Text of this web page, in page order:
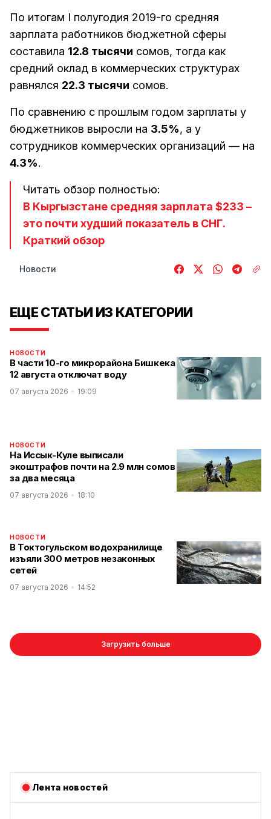
По итогам І полугодия 2019-го средняя
зарплата работников бюджетной сферы
составила 12.8 тысячи сомов, тогда как
средний оклад в коммерческих структурах
равнялся 22.3 тысячи сомов.
По сравнению с прошлым годом зарплаты у
бюджетников выросли на 3.5%, а у
сотрудников коммерческих организаций — на
4.3%.
Читать обзор полностью:
В Кыргызстане средняя зарплата $233 –
это почти худший показатель в СНГ.
Краткий обзор
Новости
ЕЩЕ СТАТЬИ ИЗ КАТЕГОРИИ
НОВОСТИ
В части 10-го микрорайона Бишкека
12 августа отключат воду
07 августа 2026 19:09
НОВОСТИ
На Иссык-Куле выписали
экоштрафов почти на 2.9 млн сомов
за два месяца
07 августа 2026 18:10
НОВОСТИ
В Токтогульском водохранилище
изъяли 300 метров незаконных
сетей
07 августа 2026 14:52
Загрузить больше
Лента новостей